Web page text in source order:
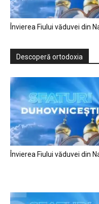
Învierea Fiului văduvei din
Descoperă ortodoxia
Învierea Fiului văduvei din